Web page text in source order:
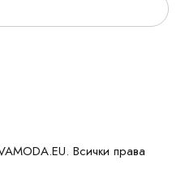
Всички права